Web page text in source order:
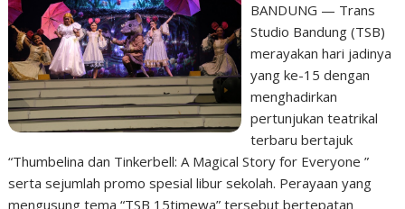
BANDUNG — Trans
Studio Bandung (TSB)
merayakan hari jadinya
yang ke-15 dengan
menghadirkan
pertunjukan teatrikal
terbaru bertajuk
“Thumbelina dan Tinkerbell: A Magical Story for Everyone ”
serta sejumlah promo spesial libur sekolah. Perayaan yang
mengusung tema “TSB 15timewa” tersebut bertepatan